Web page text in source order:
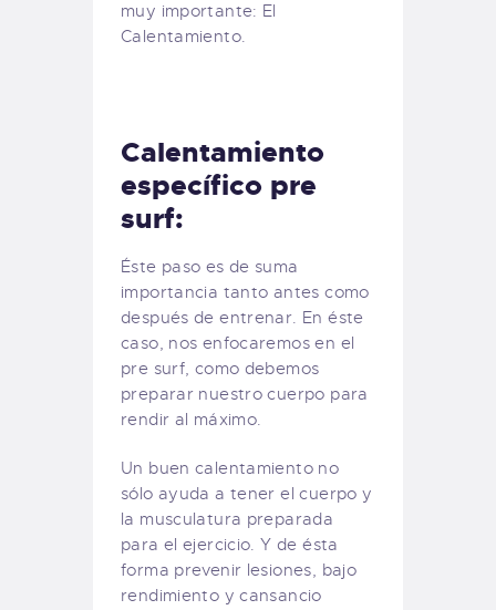
muy importante: El
Calentamiento.
Calentamiento
específico pre
surf:
Éste paso es de suma
importancia tanto antes como
después de entrenar. En éste
caso, nos enfocaremos en el
pre surf, como debemos
preparar nuestro cuerpo para
rendir al máximo.
Un buen calentamiento no
sólo ayuda a tener el cuerpo y
la musculatura preparada
para el ejercicio. Y de ésta
forma prevenir lesiones, bajo
rendimiento y cansancio